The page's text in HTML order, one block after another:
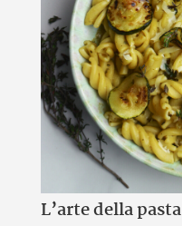
L’arte della pasta